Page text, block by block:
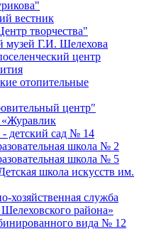
вестник
творчества"
Г.И. Шелехова
центр
отопительные
центр"
- детский сад № 14
школа № 2
школа № 5
школа искусств им.
служба
района»
вида № 12